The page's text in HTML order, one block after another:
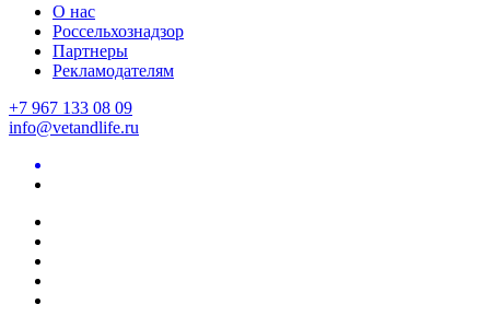
О нас
Россельхознадзор
Партнеры
Рекламодателям
+7 967 133 08 09
info@vetandlife.ru